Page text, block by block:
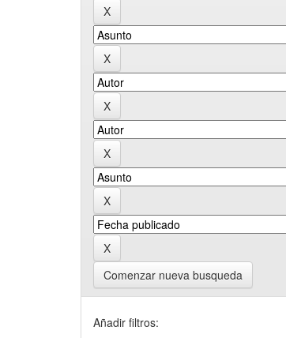
Comenzar nueva busqueda
Añadir filtros: